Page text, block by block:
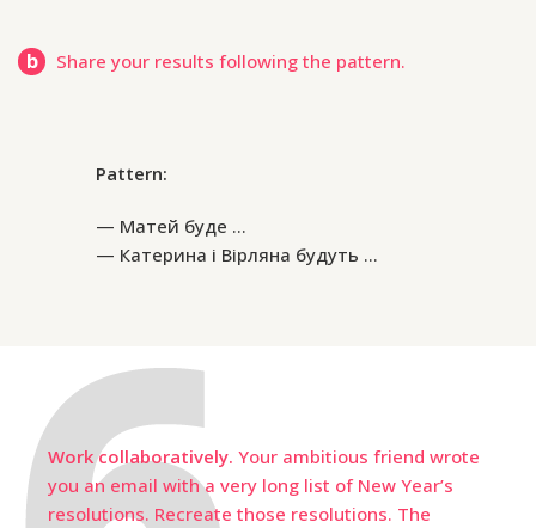
b Share your results following the pattern.
Pattern:
Матей буде …
Катерина і Вірляна будуть …
Work collaboratively. Your ambitious friend wrote
you an email with a very long list of New Year’s
resolutions. Recreate those resolutions. The